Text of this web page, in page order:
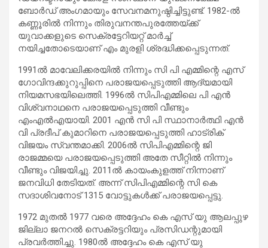
ബോർഡ് അംഗമായും സേവനമനുഷ്ഠിച്ചിട്ടുണ്ട്. 1982-ല്‍
കണ്ണൂരില്‍ നിന്നും തിരുവനന്തപുരത്തേയ്ക്ക്
യുവാക്കളുടെ സെക്രട്ടേറിയറ്റ് മാർച്ച്‌
നയിച്ചതോടെയാണ് എം മുരളി ശ്രദ്ധിക്കപ്പെടുന്നത്.
1991ല്‍ മാവേലിക്കരയില്‍ നിന്നും സി പി എമ്മിന്റെ എസ്
ഗോവിന്ദക്കുറുപ്പിനെ പരാജയപ്പെടുത്തി ആദ്യമായി
നിയമസഭയിലെത്തി. 1996ല്‍ സിപിഎമ്മിലെ പി എൻ
വിശ്വനാഥനെ പരാജയപ്പെടുത്തി വീണ്ടും
എംഎല്‍‌എയായി. 2001 എൻ സി പി സ്ഥാനാർത്ഥി എൻ
വി പ്രദീപ് കുമാറിനെ പരാജയപ്പെടുത്തി ഹാട്രിക്
വിജയം സ്വന്തമാക്കി. 2006ല്‍ സിപിഎമ്മിന്റെ ജി
രാജമ്മയെ പരാജയപ്പെടുത്തി അതേ സീറ്റില്‍ നിന്നും
വീണ്ടും വിജയിച്ചു. 2011ല്‍ കായംകുളത്ത് നിന്നാണ്
ജനവിധി തേടിയത്. അന്ന് സിപിഎമ്മിന്റെ സി കെ
സദാശിവനോട് 1315 വോട്ടുകള്‍ക്ക് പരാജയപ്പെട്ടു.‌
1972 മുതല്‍ 1977 വരെ അദ്ദേഹം കെ എസ് യു ആലപ്പുഴ
ജില്ലാ ജനറല്‍ സെക്രട്ടറിയും പ്രസിഡന്റുമായി
പ്രവർത്തിച്ചു. 1980ല്‍ അദ്ദേഹം കെ എസ് യു